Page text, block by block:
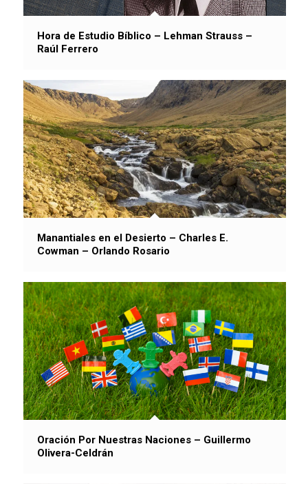
Hora de Estudio Bíblico – Lehman Strauss –
Raúl Ferrero
Manantiales en el Desierto – Charles E.
Cowman – Orlando Rosario
Oración Por Nuestras Naciones – Guillermo
Olivera-Celdrán